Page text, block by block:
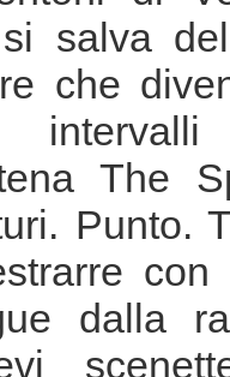
salva
che
The
Punto.
con
dalla